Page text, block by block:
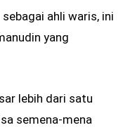
ahli waris, ini
yang
lebih dari satu
semena-mena